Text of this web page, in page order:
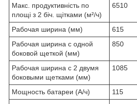
Макс. продуктивність по
площі з 2 біч. щітками (м²/ч)
6510
Рабочая ширина (мм)
615
Рабочая ширина с одной
боковой щеткой (мм)
850
Рабочая ширина с 2 двумя
боковыми щетками (мм)
1085
Мощность батареи (А/ч)
115